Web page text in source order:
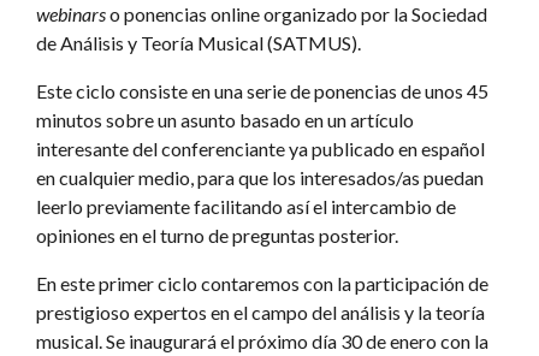
webinarso ponencias online organizado por la Sociedad
de Análisis y Teoría Musical (SATMUS).
Este ciclo consiste en una serie de ponencias de unos 45
minutos sobre un asunto basado en un artículo
interesante del conferenciante ya publicado en español
en cualquier medio, para que los interesados/as puedan
leerlo previamente facilitando así el intercambio de
opiniones en el turno de preguntas posterior.
En este primer ciclo contaremos con la participación de
prestigioso expertos en el campo del análisis y la teoría
musical. Se inaugurará el próximo día 30 de enero con la